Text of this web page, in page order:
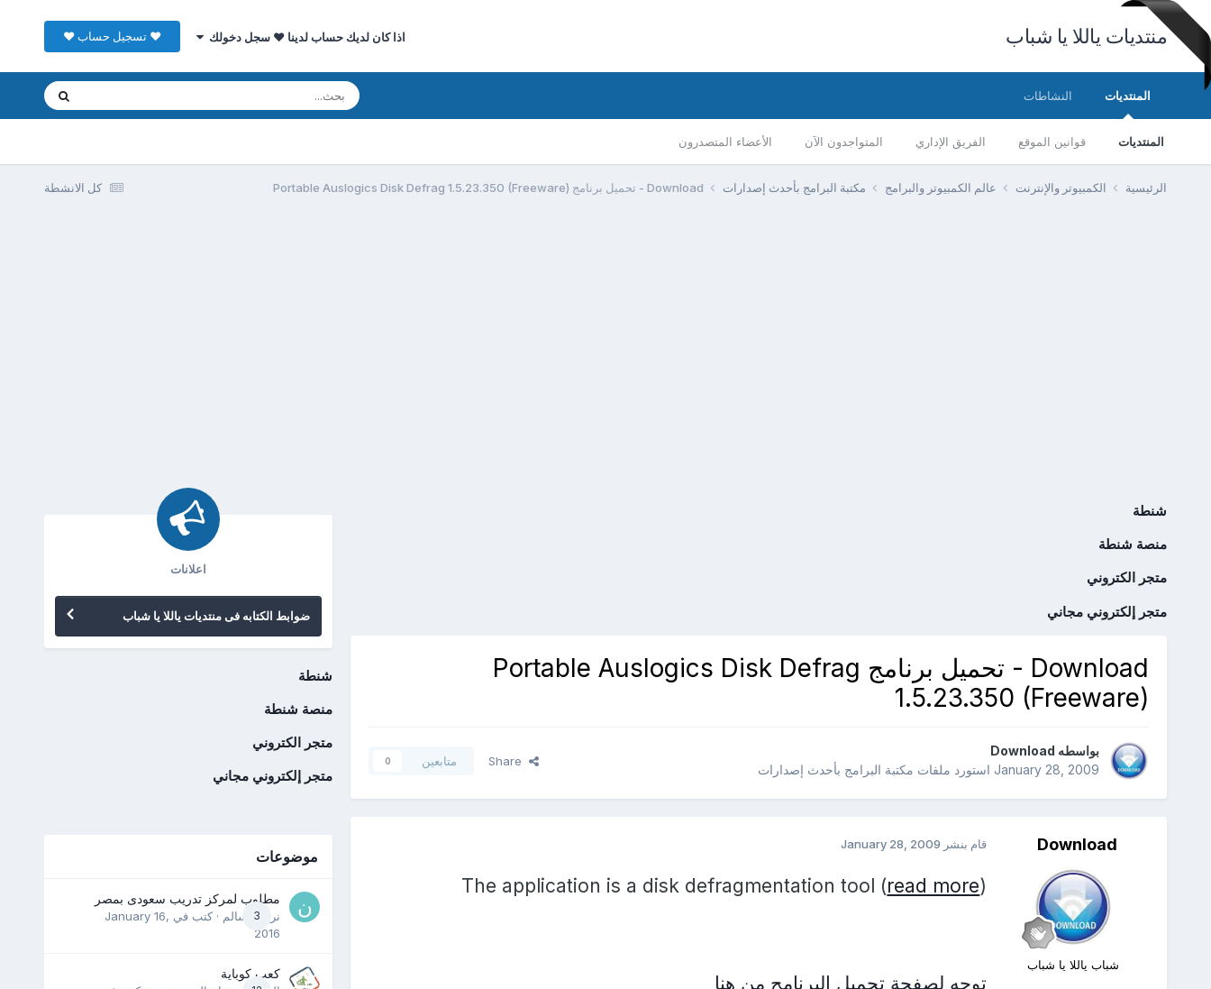
منتديات ياللا يا شباب اذا كان لديك حساب لدينا ♥ سجل دخولك ♥ تسجيل حساب ♥
المنتديات
المنتديات قوانين الموقع الفريق الإداري المتواجدون الآن الأعضاء المتصدرون
النشاطات
كل الانشطة الرئيسية الكمبيوتر والإنترنت عالم الكمبيوتر والبرامج مكتبة البرامج بأحدث إصدارات Download - تحميل برنامج Portable Auslogics Disk Defrag 1.5.23.350 (Freeware)
شنطة
منصة شنطة
متجر الكتروني
متجر إلكتروني مجاني
Download - تحميل برنامج Portable Auslogics Disk Defrag
1.5.23.350 (Freeware)
بواسطه Download
January 28, 2009استورد ملفات مكتبة البرامج بأحدث إصدارات
Share متابعين 0
Download
شباب ياللا يا شباب
قام بنشر January 28, 2009
The application is a disk defragmentation tool (read more)
توجه لصفحة تحميل البرنامج من هنا
اعلانات
ضوابط الكتابه فى منتديات ياللا يا شباب
شنطة
منصة شنطة
متجر الكتروني
متجر إلكتروني مجاني
موضوعات
3
مطلوب لمركز تدريب سعودى بمصر
نرمين سالم · كتب في January 16,
2016
كعب كوباية